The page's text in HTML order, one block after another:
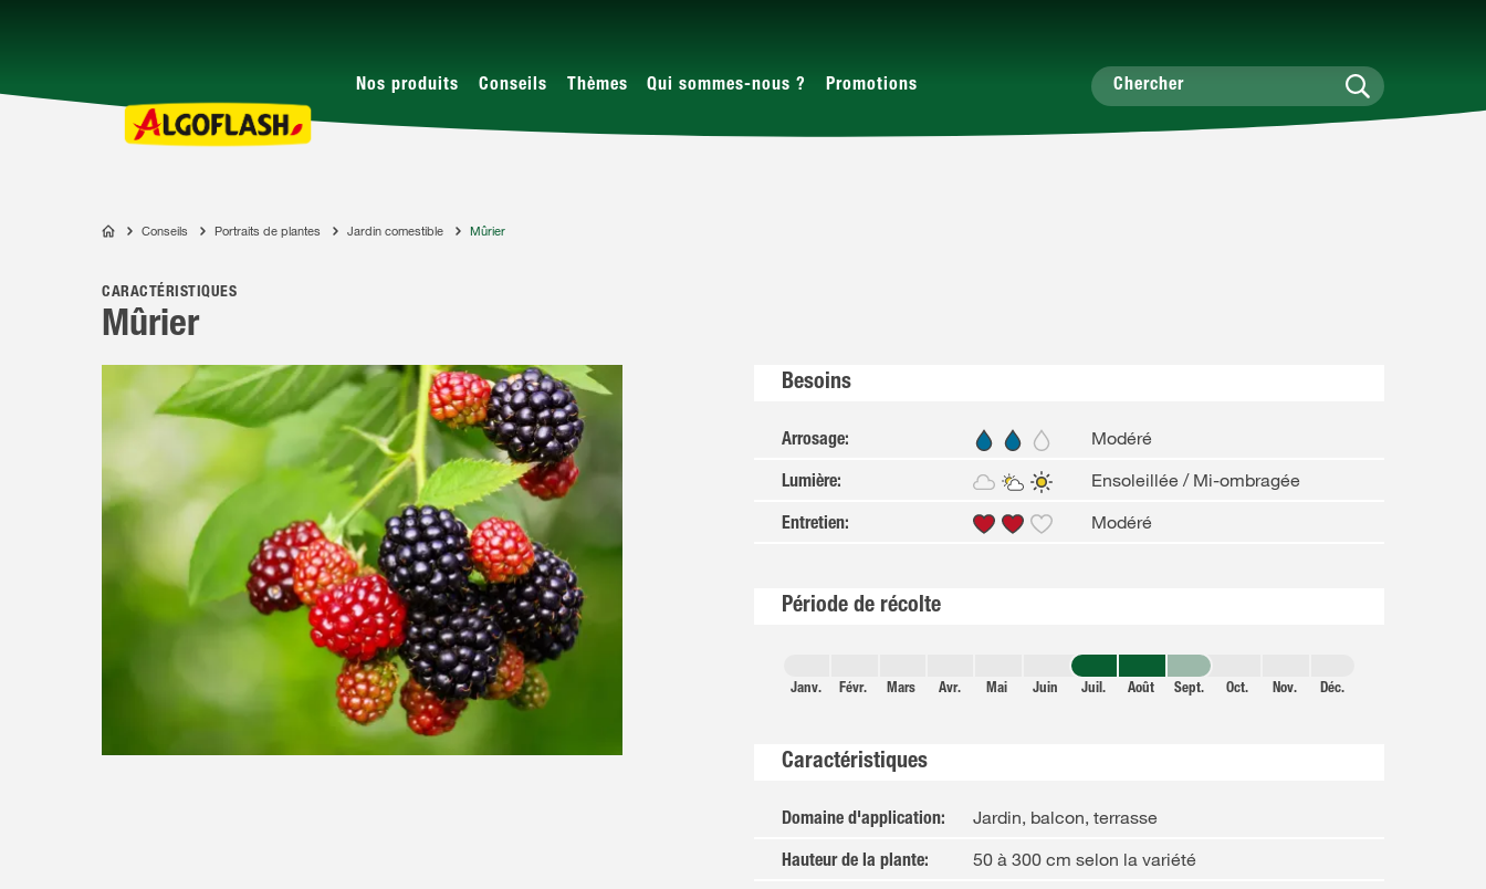
Nos produits Conseils Thèmes Qui sommes-nous ? Promotions
ALGOFLASH
Conseils Portraits de plantes Jardin comestible Mûrier
CARACTÉRISTIQUES
Mûrier
Besoins
Arrosage: Modéré
Lumière: Ensoleillée / Mi-ombragée
Entretien: Modéré
Période de récolte
Janv. Févr. Mars Avr. Mai Juin Juil. Août Sept. Oct. Nov. Déc.
Caractéristiques
Domaine d'application: Jardin, balcon, terrasse
Hauteur de la plante: 50 à 300 cm selon la variété